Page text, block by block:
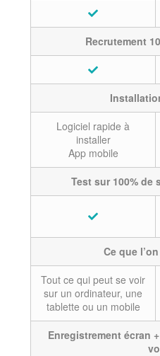
Recrutement
Logiciel rapide à
installer
App mobile
Test sur 100% de
Ce que
Tout ce qui peut se voir
sur un ordinateur, une
tablette ou un mobile
Enregistrement écran